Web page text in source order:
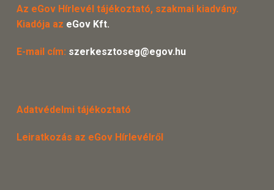
Az eGov Hírlevél tájékoztató, szakmai kiadvány.
Kiadója az eGov Kft.
E-mail cím: szerkesztoseg@egov.hu
Adatvédelmi tájékoztató
Leiratkozás az eGov Hírlevélről